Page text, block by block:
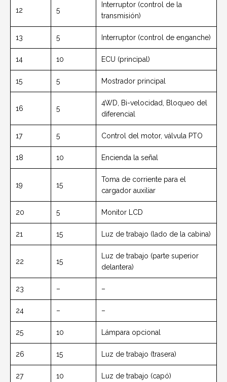
12 5
Interruptor (control de la
transmisión)
13 5 Interruptor (control de enganche)
14 10 ECU (principal)
15 5 Mostrador principal
16 5
4WD, Bi-velocidad, Bloqueo del
diferencial
17 5 Control del motor, válvula PTO
18 10 Encienda la señal
19 15
Toma de corriente para el
cargador auxiliar
20 5 Monitor LCD
21 15 Luz de trabajo (lado de la cabina)
22 15
Luz de trabajo (parte superior
delantera)
23 – –
24 – –
25 10 Lámpara opcional
26 15 Luz de trabajo (trasera)
27 10 Luz de trabajo (capó)